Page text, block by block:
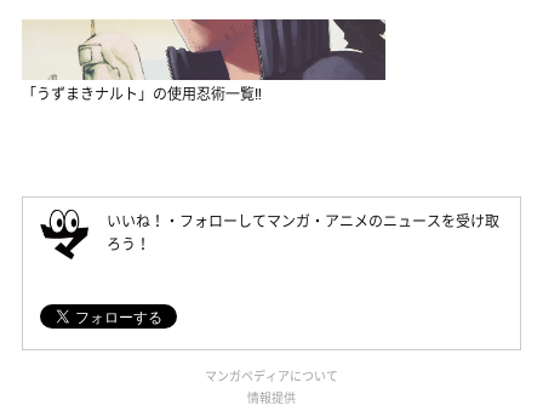
「うずまきナルト」の使用忍術一覧‼
いいね！・フォローしてマンガ・アニメのニュースを受け取
ろう！
マンガペディアについて
情報提供